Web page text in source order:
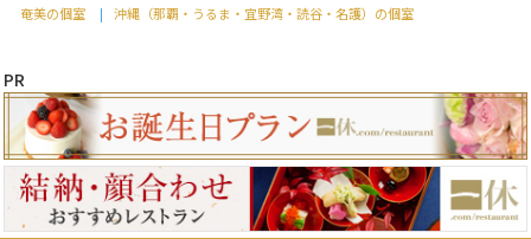
奄美の個室
沖縄（那覇・うるま・宜野湾・読谷・名護）の個室
PR